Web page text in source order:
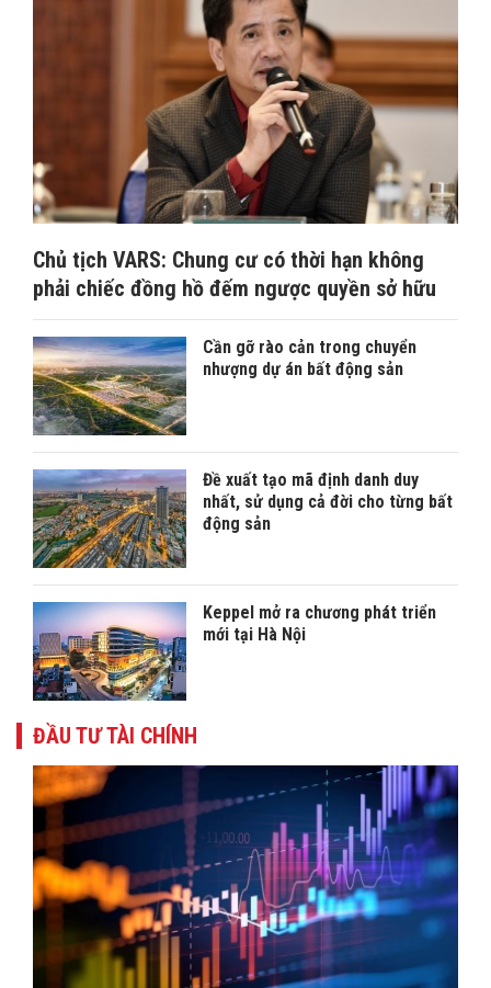
Chủ tịch VARS: Chung cư có thời hạn không
phải chiếc đồng hồ đếm ngược quyền sở hữu
Cần gỡ rào cản trong chuyển
nhượng dự án bất động sản
Đề xuất tạo mã định danh duy
nhất, sử dụng cả đời cho từng bất
động sản
Keppel mở ra chương phát triển
mới tại Hà Nội
ĐẦU TƯ TÀI CHÍNH